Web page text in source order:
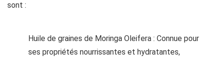
sont :
Huile de graines de Moringa Oleifera : Connue pour
ses propriétés nourrissantes et hydratantes,